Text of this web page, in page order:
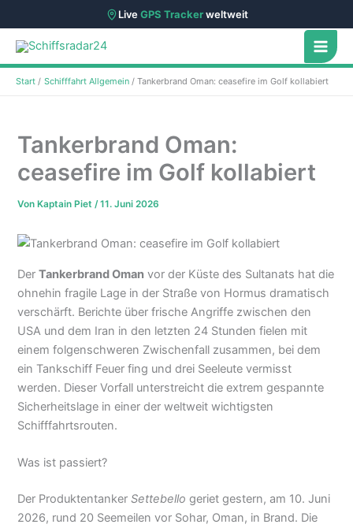
LiveGPS Trackerweltweit
Zum
Inhalt
springen
Start Schifffahrt Allgemein Tankerbrand Oman: ceasefire im Golf kollabiert
Tankerbrand Oman:
ceasefire im Golf kollabiert
Von Kaptain Piet/11. Juni 2026
DerTankerbrand Oman vor der Küste des Sultanats hat die
ohnehin fragile Lage in der Straße von Hormus dramatisch
verschärft. Berichte über frische Angriffe zwischen den
USA und dem Iran in den letzten 24 Stunden fielen mit
einem folgenschweren Zwischenfall zusammen, bei dem
ein Tankschiff Feuer fing und drei Seeleute vermisst
werden. Dieser Vorfall unterstreicht die extrem gespannte
Sicherheitslage in einer der weltweit wichtigsten
Schifffahrtsrouten.
Was ist passiert?
Der ProduktentankerSettebello geriet gestern, am 10. Juni
2026, rund 20 Seemeilen vor Sohar, Oman, in Brand. Die